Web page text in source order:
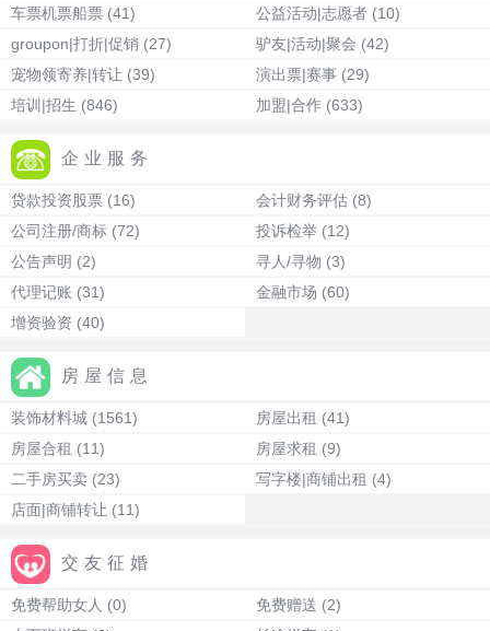
车票机票船票 (41) 公益活动|志愿者 (10)
groupon|打折|促销 (27) 驴友|活动|聚会 (42)
宠物领寄养|转让 (39) 演出票|赛事 (29)
培训|招生 (846) 加盟|合作 (633)
企业服务
贷款投资股票 (16) 会计财务评估 (8)
公司注册/商标 (72) 投诉检举 (12)
公告声明 (2) 寻人/寻物 (3)
代理记账 (31) 金融市场 (60)
增资验资 (40)
房屋信息
装饰材料城 (1561) 房屋出租 (41)
房屋合租 (11) 房屋求租 (9)
二手房买卖 (23) 写字楼|商铺出租 (4)
店面|商铺转让 (11)
交友征婚
免费帮助女人 (0) 免费赠送 (2)